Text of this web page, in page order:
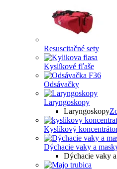
Resuscitačné sety
Kyslíkové fľaše
Odsávačky
Laryngoskopy
Laryngoskopy
Kyslíkový
Dýchacie vaky a
Dýchacie vaky